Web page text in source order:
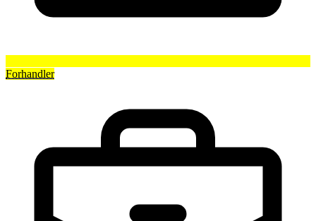
Forhandler